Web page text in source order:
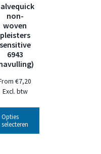
non-
woven
pleisters
sensitive
6943
€7,20
Excl. btw
Opties
selecteren